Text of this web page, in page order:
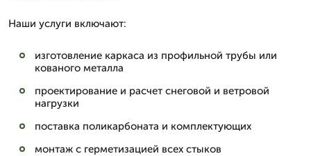
Наши услуги включают:
изготовление каркаса из профильной трубы или
кованого металла
проектирование и расчет снеговой и ветровой
нагрузки
поставка поликарбоната и комплектующих
монтаж с герметизацией всех стыков